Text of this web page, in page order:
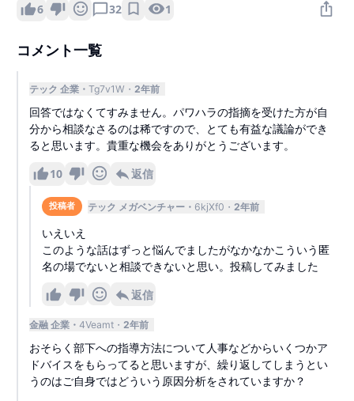
6 32 1
コメント一覧
テック 企業 Tg7v1W 2年前
回答ではなくてすみません。パワハラの指摘を受けた方が自
分から相談なさるのは稀ですので、とても有益な議論ができ
ると思います。貴重な機会をありがとうございます。
10 返信
投稿者 テック メガベンチャー 6kjXf0 2年前
いえいえ
このような話はずっと悩んでましたがなかなかこういう匿
名の場でないと相談できないと思い。投稿してみました
返信
金融 企業 4Veamt 2年前
おそらく部下への指導方法について人事などからいくつかア
ドバイスをもらってると思いますが、繰り返してしまうとい
うのはご自身ではどういう原因分析をされていますか？